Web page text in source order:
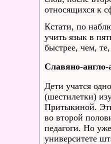
относящихся к
Кстати, по
учить язык в
быстрее, чем,
Славяно-
Дети учатся
(шестилетки)
Притыкиной.
во второй
педагоги. Но
университете